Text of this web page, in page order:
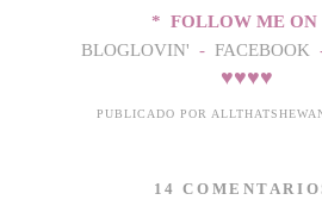
* FOLLOW ME
BLOGLOVIN' - FACEBOOK
♥♥♥♥
PUBLICADO POR
14